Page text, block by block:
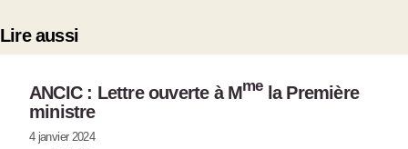
Lire aussi
ANCIC : Lettre ouverte à Mmela Première
ministre
4 janvier 2024